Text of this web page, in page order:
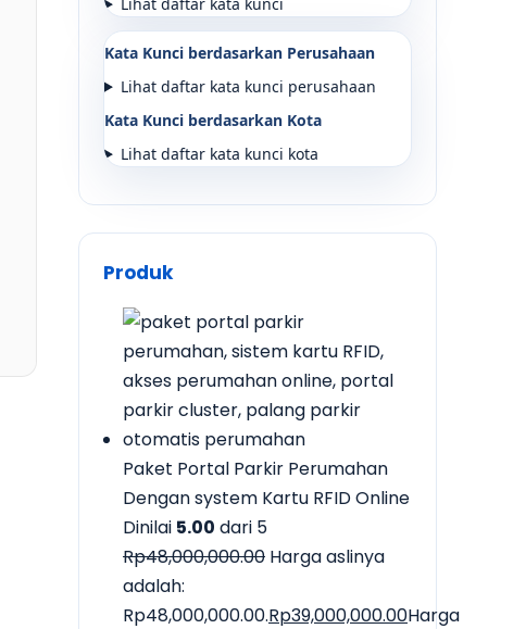
Kata Kunci berdasarkan Perusahaan
Lihat daftar kata kunci perusahaan
Kata Kunci berdasarkan Kota
Lihat daftar kata kunci kota
Produk
Paket Portal Parkir Perumahan
Dengan system Kartu RFID Online
Dinilai 5.00 dari 5
Rp48,000,000.00 Harga aslinya
adalah:
Rp48,000,000.00.Rp39,000,000.00Harga